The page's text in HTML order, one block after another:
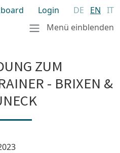
Login DE EN IT
Menü einblenden
ZUM
- BRIXEN &